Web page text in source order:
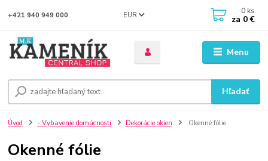
Menu
EUR
Hľadať
+421 940 949 000 0 ks
za 0 €
Úvod - Vybavenie domácnosti Dekorácie okien Okenné fólie
Okenné fólie